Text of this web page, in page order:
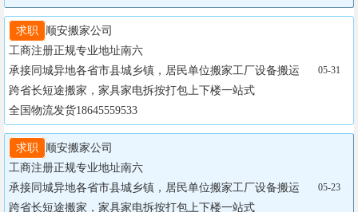
求职
顺安搬家公司
工商注册正规专业地址南六
承接同城异地各省市县城乡镇，居民单位搬家工厂设备搬运
跨省长短途搬家，家具家电拆按打包上下楼一站式
全国物流发货18645559533
05-31
求职
顺安搬家公司
工商注册正规专业地址南六
承接同城异地各省市县城乡镇，居民单位搬家工厂设备搬运
跨省长短途搬家，家具家电拆按打包上下楼一站式
05-23